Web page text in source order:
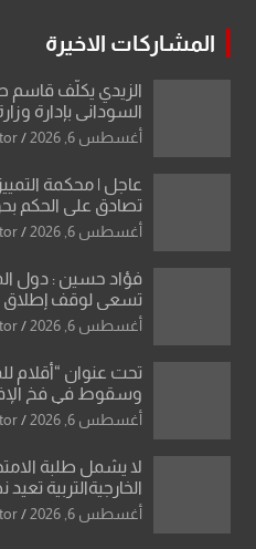
المشاركات الاخيرة
الزيدي يكلّف قاسم
السوداني بإدارة
أغسطس 6, 2026
عاجل | محكمة التمييز
تصادق على الحكم
الواحد كبيان
أغسطس 6, 2026
فؤاد حسين : دول
تسعى لوقف إطلاق
فتح مضيق هرمز ..
أغسطس 6, 2026
تحت عنوان “أقلام
وسقوط في فخ
الإعلامي”: ردٌّ صريح
أغسطس 6, 2026
لا يشمل طلبة
الخارجيةالتربية تعيد
المحاولات لطلبة
أغسطس 6, 2026